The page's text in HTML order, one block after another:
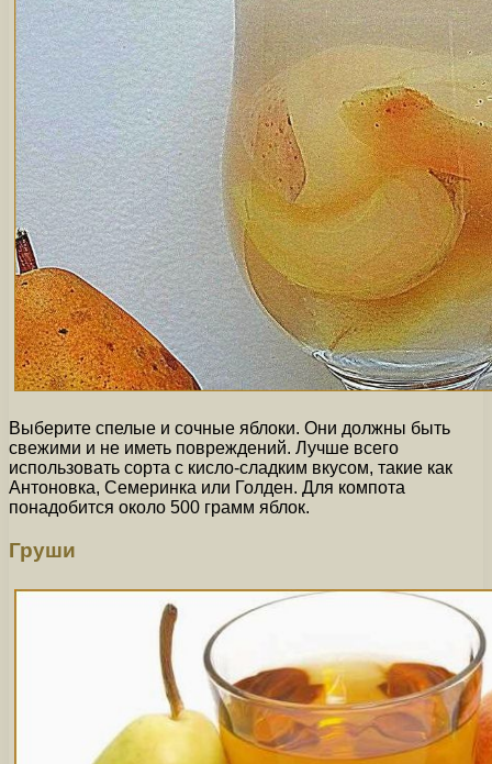
Выберите спелые и сочные яблоки. Они должны быть
свежими и не иметь повреждений. Лучше всего
использовать сорта с кисло-сладким вкусом, такие как
Антоновка, Семеринка или Голден. Для компота
понадобится около 500 грамм яблок.
Груши